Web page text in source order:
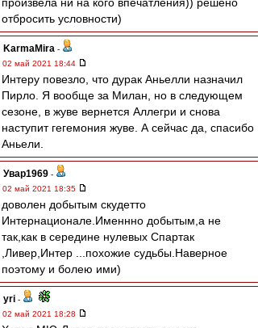
отбросить условности)
KarmaMira -
02 май 2021 18:44
Интеру повезло, что дурак Аньелли назначил
Пирло. Я вообще за Милан, но в следующем
сезоне, в жуве вернется Аллегри и снова
наступит гегемония жуве. А сейчас да, спасибо
Аньели.
Увар1969 -
02 май 2021 18:35
доволен добытым скудетто
Интернационале.Именнно добытым,а не
так,как в середине нулевых Спартак
,Ливер,Интер ...похожие судьбы.Наверное
поэтому и болею ими)
yri -
02 май 2021 18:28